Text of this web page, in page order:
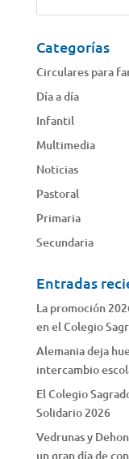
Categorías
Circulares para
Día a día
Infantil
Multimedia
Noticias
Pastoral
Primaria
Secundaria
Entradas
La promoción
en el Colegio
Alemania deja
intercambio
El Colegio
Solidario 2026
Vedrunas y
un gran día de